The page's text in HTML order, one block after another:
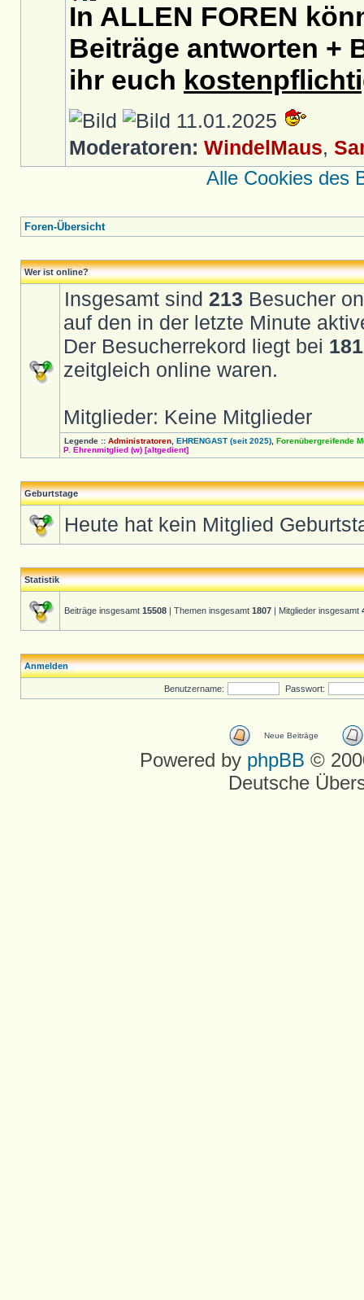
In ALLEN FOREN
Beiträge antworten +
ihr euch
11.01.2025
Moderatoren: WindelMaus,
Alle Cookies des
Foren-Übersicht
Wer ist online?
Insgesamt sind 213 Besucher
auf den in der letzte Minute
Der Besucherrekord liegt bei
zeitgleich online waren.
Mitglieder: Keine Mitglieder
Legende :: Administratoren EHRENGAST (seit 2025) Forenübergreifende
P. Ehrenmitglied (w) [altgedient]
Geburtstage
Heute hat kein Mitglied
Statistik
Beiträge insgesamt 15508 | Themen insgesamt 1807 | Mitglieder insgesamt
Anmelden
Benutzername: Passwort:
Neue Beiträge
Powered by phpBB ©
Deutsche